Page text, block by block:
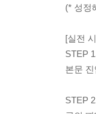
(* 성정
[실전
STEP
본문
STEP